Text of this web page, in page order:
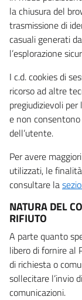
la chiusura del
trasmissione di
casuali generati
l’esplorazione
I c.d. cookies di
ricorso ad altre
pregiudizievoli
e non
dell’utente.
Per avere
utilizzati, le
consultare la
NATURA DEL
RIFIUTO
A parte quanto
libero di fornire al
di richiesta o
sollecitare l’invio
comunicazioni.